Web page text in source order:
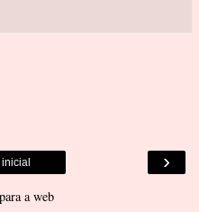
›
a web